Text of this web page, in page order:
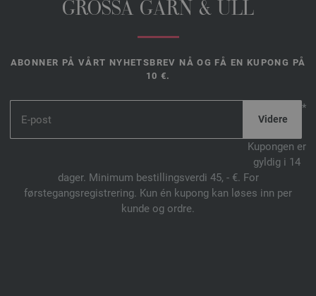
GROSSA GARN & ULL
ABONNER PÅ VÅRT NYHETSBREV NÅ OG FÅ EN KUPONG PÅ
10 €.
*
Kupongen er
gyldig i 14
dager. Minimum bestillingsverdi 45, - €. For
førstegangsregistrering. Kun én kupong kan løses inn per
kunde og ordre.